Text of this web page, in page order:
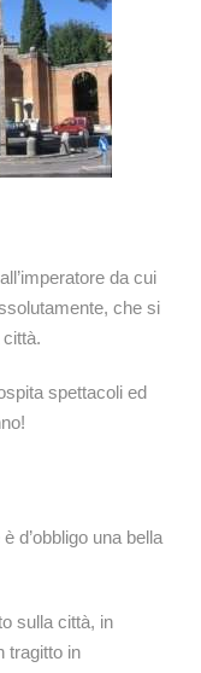
da cui
che si
spettacoli ed
d’obbligo una bella
sulla città, in
tragitto in